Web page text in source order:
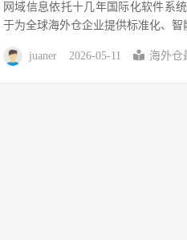
网域信息依托十几年国际化软件系
于为全球海外仓企业提供标准化、
juaner 2026-05-11 海外仓